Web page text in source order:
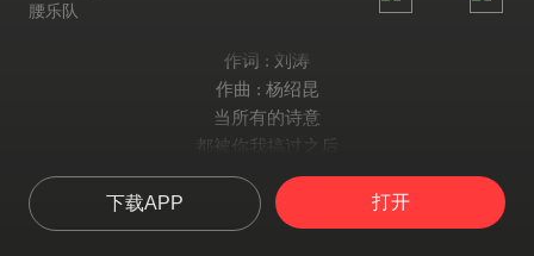
腰乐队
作词 : 刘涛
作曲 : 杨绍昆
当所有的诗意
都被你我搞过之后
那野的花在路口
像谜一样的脸红了
艺术 仍然是国家里
下载APP 打开